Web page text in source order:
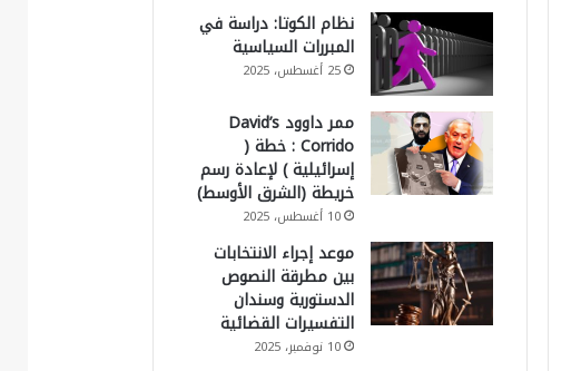
نظام الكوتا: دراسة في
المبررات السياسية
25 أغسطس، 2025
ممر داوود David’s
Corrido : خطة (
إسرائيلية ) لإعادة رسم
خريطة (الشرق الأوسط)
10 أغسطس، 2025
موعد إجراء الانتخابات
بين مطرقة النصوص
الدستورية وسندان
التفسيرات القضائية
10 نوفمبر، 2025